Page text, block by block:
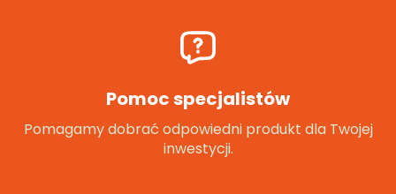
Pomoc specjalistów
Pomagamy dobrać odpowiedni produkt dla Twojej
inwestycji.